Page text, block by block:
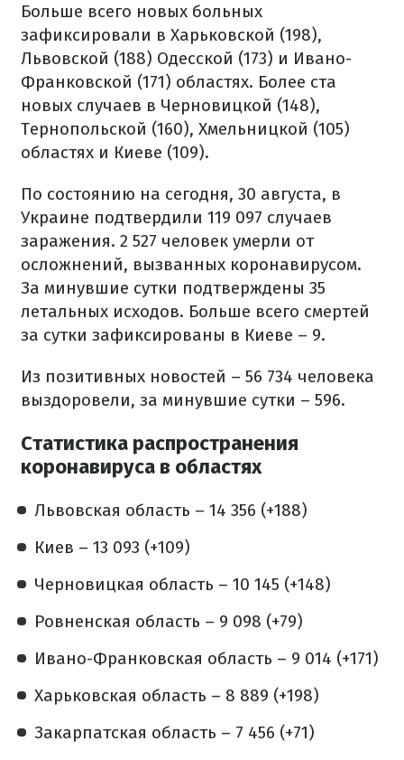
Больше всего новых больных
зафиксировали в Харьковской (198),
Львовской (188) Одесской (173) и Ивано-
Франковской (171) областях. Более ста
новых случаев в Черновицкой (148),
Тернопольской (160), Хмельницкой (105)
областях и Киеве (109).
По состоянию на сегодня, 30 августа, в
Украине подтвердили 119 097 случаев
заражения. 2 527 человек умерли от
осложнений, вызванных коронавирусом.
За минувшие сутки подтверждены 35
летальных исходов. Больше всего смертей
за сутки зафиксированы в Киеве – 9.
Из позитивных новостей – 56 734 человека
выздоровели, за минувшие сутки – 596.
Статистика распространения
коронавируса в областях
Львовская область – 14 356 (+188)
Киев – 13 093 (+109)
Черновицкая область – 10 145 (+148)
Ровненская область – 9 098 (+79)
Ивано-Франковская область – 9 014 (+171)
Харьковская область – 8 889 (+198)
Закарпатская область – 7 456 (+71)